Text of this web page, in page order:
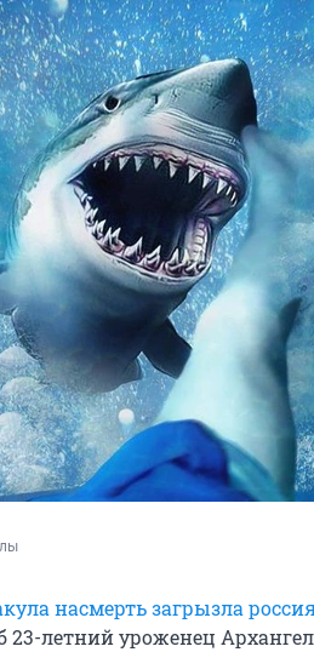
насмерть загрызла
23-летний уроженец